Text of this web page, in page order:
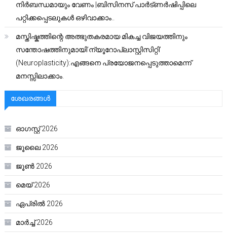
നിർബന്ധമായും വേണം |ബിസിനസ് പാർട്ണർഷിപ്പിലെ
പറ്റിക്കപ്പെടലുകൾ ഒഴിവാക്കാം..
മസ്തിഷ്കത്തിന്റെ അത്ഭുതകരമായ മികച്ച വിജയത്തിനും
സന്തോഷത്തിനുമായി’ന്യൂറോപ്ലാസ്റ്റിസിറ്റി’
(Neuroplasticity):എങ്ങനെ പ്രയോജനപ്പെടുത്താമെന്ന്
മനസ്സിലാക്കാം.
ശേഖരങ്ങൾ
ഓഗസ്റ്റ്‌ 2026
ജൂലൈ 2026
ജൂൺ 2026
മെയ്‌ 2026
ഏപ്രിൽ 2026
മാർച്ച്‌ 2026